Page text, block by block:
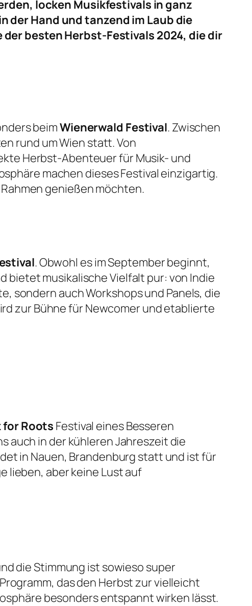
locken Musikfestivals in ganz
der Hand und tanzend im Laub die
besten Herbst-Festivals 2024, die dir
beimWienerwald Festival. Zwischen
rund um Wien statt. Von
Herbst-Abenteuer für Musik- und
machen dieses Festival einzigartig.
genießen möchten.
. Obwohl es im September beginnt,
bietet musikalische Vielfalt pur: von Indie
sondern auch Workshops und Panels, die
zur Bühne für Newcomer und etablierte
for RootsFestival eines Besseren
auch in der kühleren Jahreszeit die
in Nauen, Brandenburg statt und ist für
lieben, aber keine Lust auf
die Stimmung ist sowieso super
das den Herbst zur vielleicht
besonders entspannt wirken lässt.